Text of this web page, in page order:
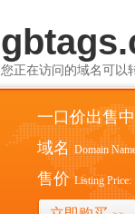
您正在访问的域名可以
一口价出售
域名 Domain
售价 Listing Price: